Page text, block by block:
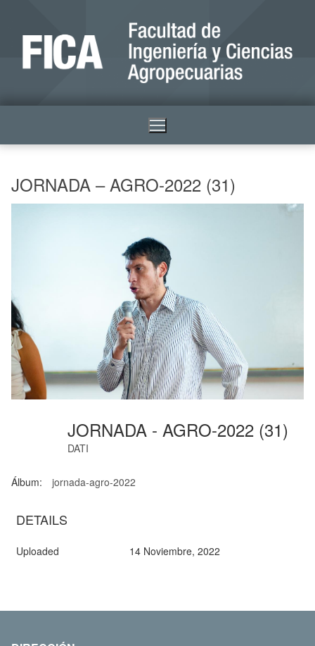
JORNADA – AGRO-2022 (31)
JORNADA - AGRO-2022 (31)
DATI
Álbum: jornada-agro-2022
DETAILS
Uploaded 14 Noviembre, 2022